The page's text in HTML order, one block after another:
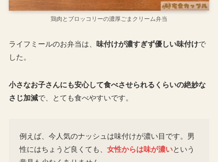
鶏肉とブロッコリーの濃厚ごまクリーム弁当
ライフミールのお弁当は、 味付けが濃すぎず優しい味付けで
した。
小さなお子さんにも安心して食べさせられるくらいの絶妙な
さじ加減で、とても食べやすいです。
例えば、今人気のナッシュは味付けが濃い目です。男
性にはちょうど良くても、女性からは味が濃いという